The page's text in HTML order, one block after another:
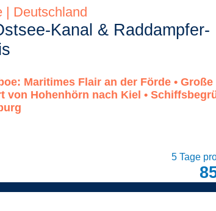
| Deutschland
Kanal & Raddampfer-
Maritimes Flair an der Förde •
von Hohenhörn nach Kiel •
5 Tage